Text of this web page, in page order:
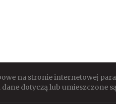
na stronie internetowej
dotyczą lub umieszczone